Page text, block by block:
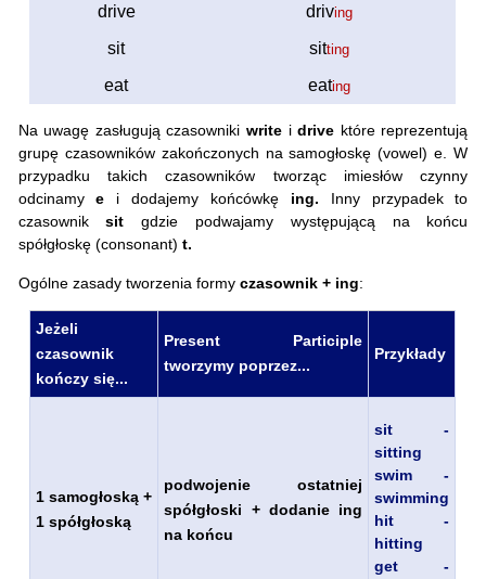
drive driving
sit sitting
eat eating
Na uwagę zasługują czasowniki writeidrive które reprezentują
grupę czasowników zakończonych na samogłoskę (vowel) e. W
przypadku takich czasowników tworząc imiesłów czynny
odcinamye i dodajemy końcówkę ing. Inny przypadek to
czasowniksit gdzie podwajamy występującą na końcu
spółgłoskę (consonant) t.
Ogólne zasady tworzenia formy czasownik + ing:
Jeżeli
czasownik
kończy się...
Present Participle
tworzymy poprzez...
Przykłady
1 samogłoską +
1 spółgłoską
podwojenie ostatniej
spółgłoski + dodanie ing
na końcu
sit -
sitting
swim -
swimming
hit -
hitting
get -